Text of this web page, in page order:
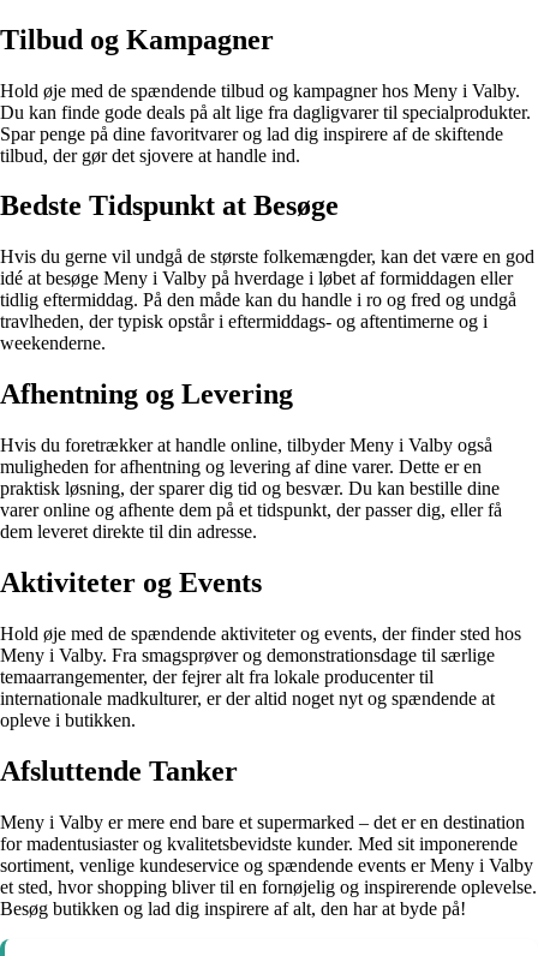
Tilbud og Kampagner
Hold øje med de spændende tilbud og kampagner hos Meny i Valby.
Du kan finde gode deals på alt lige fra dagligvarer til specialprodukter.
Spar penge på dine favoritvarer og lad dig inspirere af de skiftende
tilbud, der gør det sjovere at handle ind.
Bedste Tidspunkt at Besøge
Hvis du gerne vil undgå de største folkemængder, kan det være en god
idé at besøge Meny i Valby på hverdage i løbet af formiddagen eller
tidlig eftermiddag. På den måde kan du handle i ro og fred og undgå
travlheden, der typisk opstår i eftermiddags- og aftentimerne og i
weekenderne.
Afhentning og Levering
Hvis du foretrækker at handle online, tilbyder Meny i Valby også
muligheden for afhentning og levering af dine varer. Dette er en
praktisk løsning, der sparer dig tid og besvær. Du kan bestille dine
varer online og afhente dem på et tidspunkt, der passer dig, eller få
dem leveret direkte til din adresse.
Aktiviteter og Events
Hold øje med de spændende aktiviteter og events, der finder sted hos
Meny i Valby. Fra smagsprøver og demonstrationsdage til særlige
temaarrangementer, der fejrer alt fra lokale producenter til
internationale madkulturer, er der altid noget nyt og spændende at
opleve i butikken.
Afsluttende Tanker
Meny i Valby er mere end bare et supermarked – det er en destination
for madentusiaster og kvalitetsbevidste kunder. Med sit imponerende
sortiment, venlige kundeservice og spændende events er Meny i Valby
et sted, hvor shopping bliver til en fornøjelig og inspirerende oplevelse.
Besøg butikken og lad dig inspirere af alt, den har at byde på!